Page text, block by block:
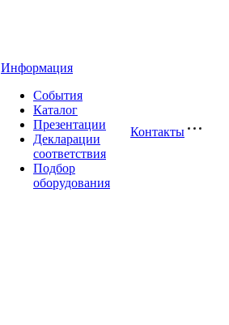
Информация
События
Каталог
Презентации
Декларации
соответствия
Подбор
оборудования
Контакты